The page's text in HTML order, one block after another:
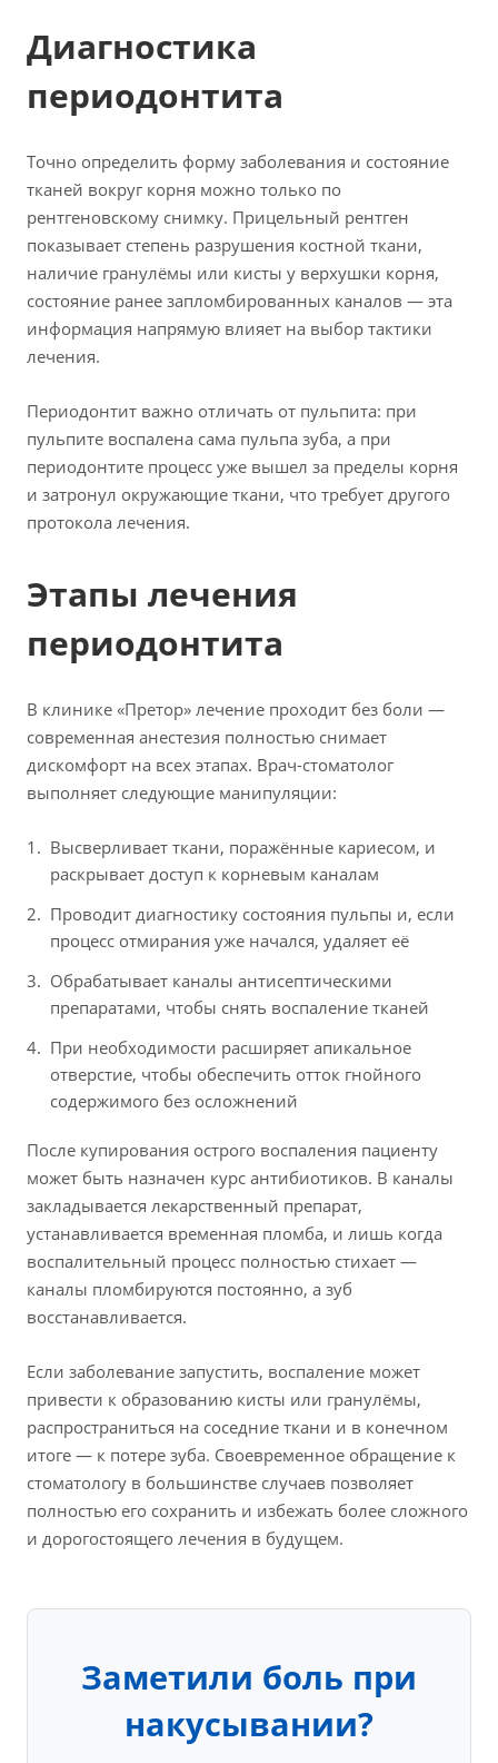
Диагностика
периодонтита
Точно определить форму заболевания и состояние
тканей вокруг корня можно только по
рентгеновскому снимку. Прицельный рентген
показывает степень разрушения костной ткани,
наличие гранулёмы или кисты у верхушки корня,
состояние ранее запломбированных каналов — эта
информация напрямую влияет на выбор тактики
лечения.
Периодонтит важно отличать от пульпита: при
пульпите воспалена сама пульпа зуба, а при
периодонтите процесс уже вышел за пределы корня
и затронул окружающие ткани, что требует другого
протокола лечения.
Этапы лечения
периодонтита
В клинике «Претор» лечение проходит без боли —
современная анестезия полностью снимает
дискомфорт на всех этапах. Врач-стоматолог
выполняет следующие манипуляции:
Высверливает ткани, поражённые кариесом, и
раскрывает доступ к корневым каналам
Проводит диагностику состояния пульпы и, если
процесс отмирания уже начался, удаляет её
Обрабатывает каналы антисептическими
препаратами, чтобы снять воспаление тканей
При необходимости расширяет апикальное
отверстие, чтобы обеспечить отток гнойного
содержимого без осложнений
После купирования острого воспаления пациенту
может быть назначен курс антибиотиков. В каналы
закладывается лекарственный препарат,
устанавливается временная пломба, и лишь когда
воспалительный процесс полностью стихает —
каналы пломбируются постоянно, а зуб
восстанавливается.
Если заболевание запустить, воспаление может
привести к образованию кисты или гранулёмы,
распространиться на соседние ткани и в конечном
итоге — к потере зуба. Своевременное обращение к
стоматологу в большинстве случаев позволяет
полностью его сохранить и избежать более сложного
и дорогостоящего лечения в будущем.
Заметили боль при
накусывании?